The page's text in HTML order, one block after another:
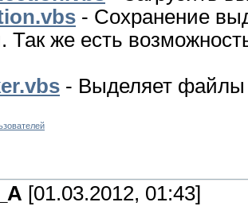
- Сохранение
Так же есть
- Выделяет файлы
[01.03.2012, 01:43]